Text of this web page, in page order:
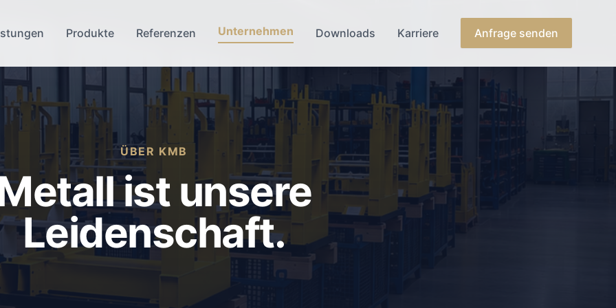
Produkte Referenzen Unternehmen Downloads Karriere Anfrage senden
ÜBER KMB
ist unsere
Leidenschaft.